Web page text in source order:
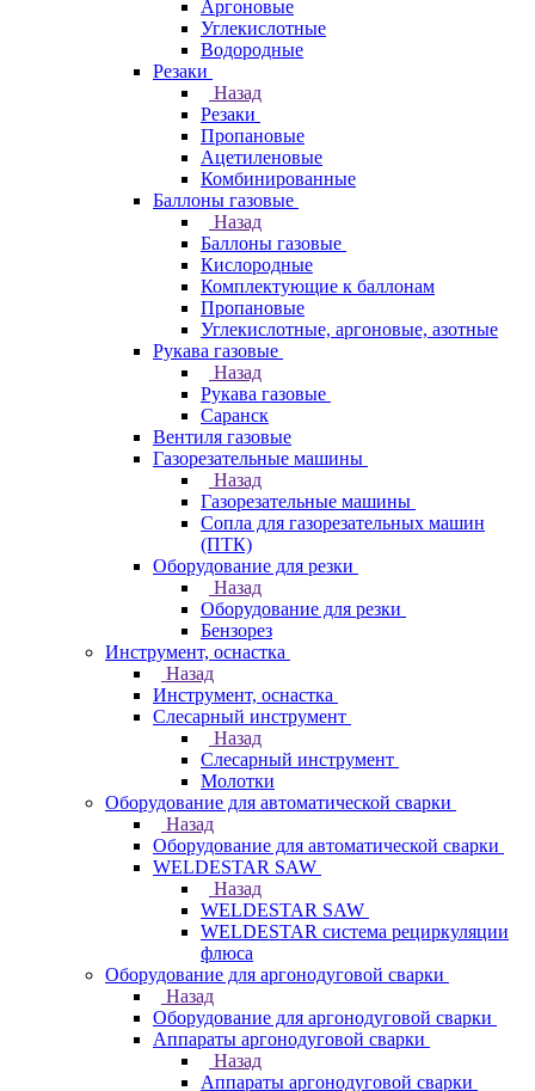
Аргоновые
Углекислотные
Водородные
Резаки
Назад
Резаки
Пропановые
Ацетиленовые
Комбинированные
Баллоны газовые
Назад
Баллоны газовые
Кислородные
Комплектующие к баллонам
Пропановые
Углекислотные, аргоновые, азотные
Рукава газовые
Назад
Рукава газовые
Саранск
Вентиля газовые
Газорезательные машины
Назад
Газорезательные машины
Сопла для газорезательных машин
(ПТК)
Оборудование для резки
Назад
Оборудование для резки
Бензорез
Инструмент, оснастка
Назад
Инструмент, оснастка
Слесарный инструмент
Назад
Слесарный инструмент
Молотки
Оборудование для автоматической сварки
Назад
Оборудование для автоматической сварки
WELDESTAR SAW
Назад
WELDESTAR SAW
WELDESTAR система рециркуляции
флюса
Оборудование для аргонодуговой сварки
Назад
Оборудование для аргонодуговой сварки
Аппараты аргонодуговой сварки
Назад
Аппараты аргонодуговой сварки